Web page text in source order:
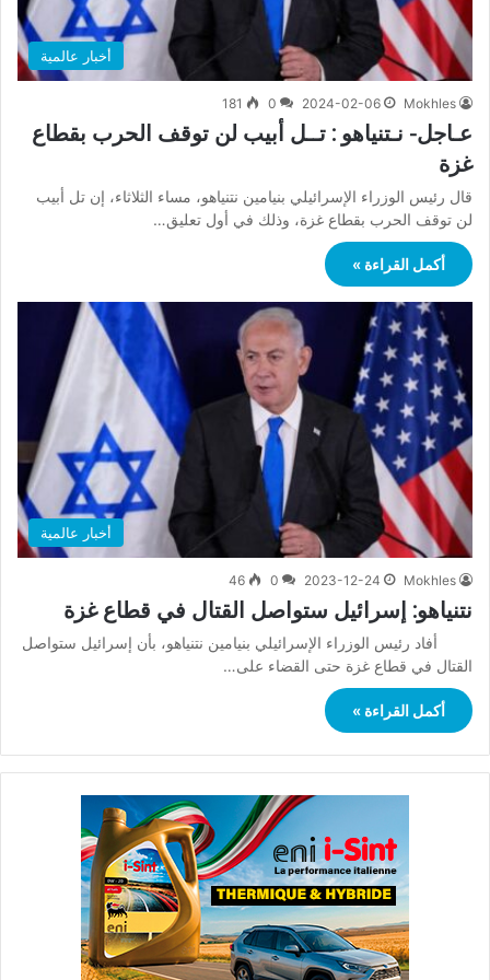
أخبار عالمية
Mokhles
2024-02-06
0
181
عـاجل- نـتنياهو : تــل أبيب لن توقف الحرب بقطاع
غزة
قال رئيس الوزراء الإسرائيلي بنيامين نتنياهو، مساء الثلاثاء، إن تل أبيب
لن توقف الحرب بقطاع غزة، وذلك في أول تعليق…
أكمل القراءة »
أخبار عالمية
Mokhles
2023-12-24
0
46
نتنياهو: إسرائيل ستواصل القتال في قطاع غزة
أفاد رئيس الوزراء الإسرائيلي بنيامين نتنياهو، بأن إسرائيل ستواصل
القتال في قطاع غزة حتى القضاء على…
أكمل القراءة »